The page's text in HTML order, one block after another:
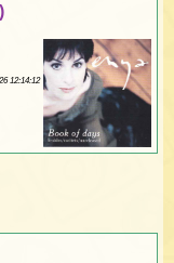
12:14:12